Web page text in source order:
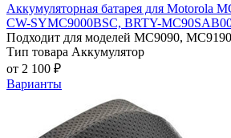
Аккумуляторная батарея для Motorola
CW-SYMC9000BSC, BRTY-
Подходит для моделей MC9090,
Тип товара Аккумулятор
от 2 100 ₽
Варианты